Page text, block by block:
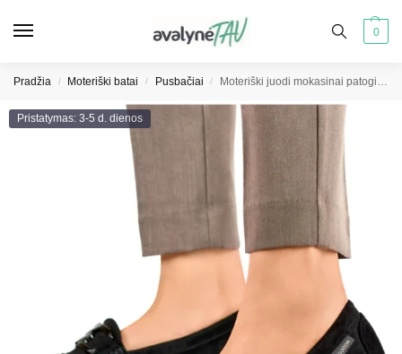
0
Pradžia / Moteriški batai / Pusbačiai / Moteriški juodi mokasinai patogiu padu
Pristatymas: 3-5 d. dienos